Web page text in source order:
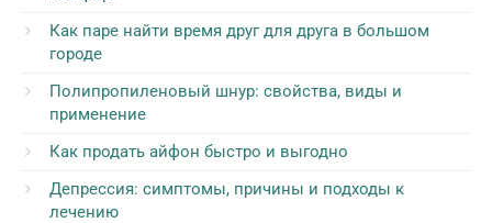
Как паре найти время друг для друга в большом
городе
Полипропиленовый шнур: свойства, виды и
применение
Как продать айфон быстро и выгодно
Депрессия: симптомы, причины и подходы к
лечению